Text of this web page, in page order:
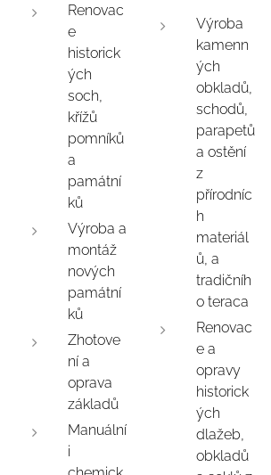
Renovac
e
historick
ých
soch,
křížů
pomníků
a
památní
ků
Výroba a
montáž
nových
památní
ků
Zhotove
ní a
oprava
základů
Manuální
i
Výroba
kamenn
ých
obkladů,
schodů,
parapetů
a ostění
z
přírodníc
h
materiál
ů, a
tradičníh
o teraca
Renovac
e a
opravy
historick
ých
dlažeb,
obkladů